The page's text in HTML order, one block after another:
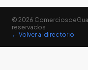
© 2026
reservados
← Volver al directorio